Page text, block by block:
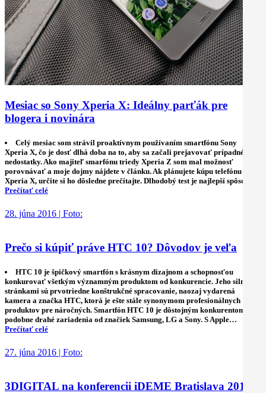
Mesiac so Sony Xperia X: Ideálny parťák pre
blogera i novinára
Celý mesiac som strávil proaktívnym používaním smartfónu Sony
Xperia X, čo je dosť dlhá doba na to, aby sa začali prejavovať prípadné
nedostatky. Ako majiteľ smarfónu triedy Xperia Z som mal možnosť
porovnávať a moje dojmy nájdete v článku. Ak plánujete kúpu telefónu
Xperia X, určite si ho dôsledne prečítajte. Dlhodobý test je najlepší spôsob,…
Prečítať celé
28. júna 2016 | Foto:
Prečo si kúpiť práve HTC 10? Dôvodov je veľa
HTC 10 je špičkový smartfón s krásnym dizajnom a schopnosťou
konkurovať všetkým významným produktom od konkurencie. Jeho silnými
stránkami sú prvotriedne konštrukčné spracovanie, naozaj vydarená
kamera a značka HTC, ktorá je ešte stále synonymom profesionálnych
produktov pre náročných. Smartfón HTC 10 je dôstojným konkurentom pre
podobne drahé zariadenia od značiek Samsung, LG a Sony. S Apple…
Prečítať celé
27. júna 2016 | Foto:
3DIGITAL na konferencii iDEME Bratislava 2016